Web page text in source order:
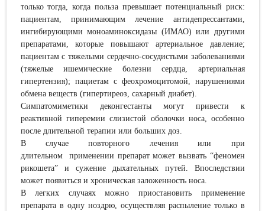
только тогда, когда польза превышает потенциальный риск:
пациентам, принимающим лечение антидепрессантами,
ингибирующими моноаминоксидазы (ИМАО) или другими
препаратами, которые повышают артериальное давление;
пациентам с тяжелыми сердечно-сосудистыми заболеваниями
(тяжелые ишемические болезни сердца, артериальная
гипертензия); пациетам с феохромоцитомой, нарушениями
обмена веществ (гипертиреоз, сахарный диабет).
Симпатомиметики деконгестанты могут привести к
реактивной гиперемии слизистой оболочки носа, особенно
после длительной терапии или больших доз.
В случае повторного лечения или при
длительном
применении препарат может вызвать “феномен
рикошета” и сужение дыхательных путей. Впоследствии
может появиться и хроническая заложенность носа.
Влегких случаях можно приостановить применение
препарата в одну ноздрю, осуществляя распыление только в